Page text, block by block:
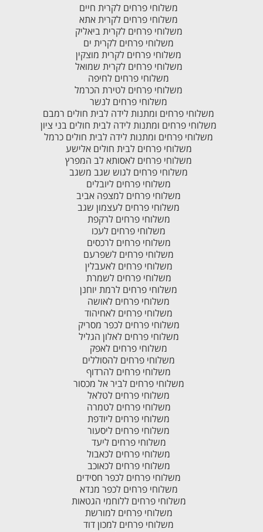
משלוחי פרחים לקרית חיים
משלוחי פרחים לקרית אתא
משלוחי פרחים לקרית ביאליק
משלוחי פרחים לקרית ים
משלוחי פרחים לקרית מוצקין
משלוחי פרחים לקרית שמואל
משלוחי פרחים לחיפה
משלוחי פרחים לטירת הכרמל
משלוחי פרחים לנשר
משלוחי פרחים ומתנות לידה לבית חולים רמבם
משלוחי פרחים ומתנות לידה לבית חולים בני ציון
משלוחי פרחים ומתנות לידה לבית חולים כרמל
משלוחי פרחים לבית חולים אלישע
משלוחי פרחים לאסותא לב המפרץ
משלוחי פרחים לגוש שגב משגב
משלוחי פרחים ליובלים
משלוחי פרחים למצפה אביב
משלוחי פרחים לעצמון שגב
משלוחי פרחים לרקפת
משלוחי פרחים לעכו
משלוחי פרחים לרכסים
משלוחי פרחים לשפרעם
משלוחי פרחים לאעבלין
משלוחי פרחים לשמרת
משלוחי פרחים לרמת יוחנן
משלוחי פרחים לאושה
משלוחי פרחים לאחיהוד
משלוחי פרחים לכפר מסריק
משלוחי פרחים לאלון הגליל
משלוחי פרחים לאפק
משלוחי פרחים להסוללים
משלוחי פרחים להרדוף
משלוחי פרחים לביר אל מכסור
משלוחי פרחים לטלאל
משלוחי פרחים לטמרה
משלוחי פרחים ליודפת
משלוחי פרחים ליסעור
משלוחי פרחים ליעד
משלוחי פרחים לכאבול
משלוחי פרחים לכאוכב
משלוחי פרחים לכפר חסידים
משלוחי פרחים לכפר מנדא
משלוחי פרחים ללוחמי הגטאות
משלוחי פרחים למורשת
משלוחי פרחים למכון דוד